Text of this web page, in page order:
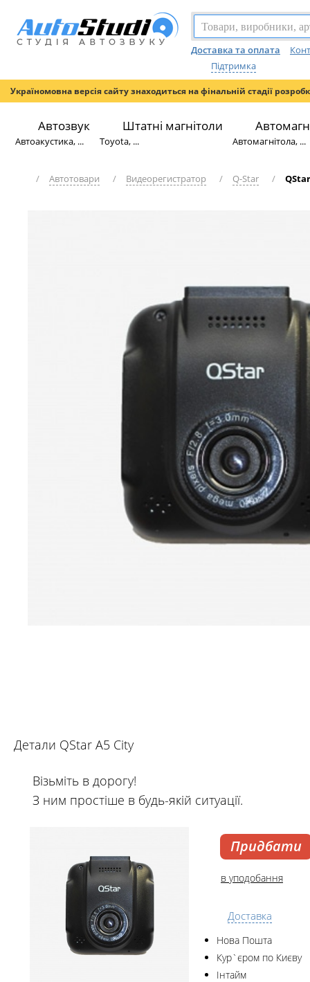
Доставка та оплата
Підтримка
Україномовна версія сайту знаходиться на фінальній стадії
Автозвук
Автоакустика, ...
Штатні магнітоли
Toyota, ... Автомагнітола, ...
/ Автотовари / Видеорегистратор / Q-Star /
Детали QStar A5 City
Візьміть в дорогу!
З ним простіше в будь-якій ситуації.
Придбати
в уподобання
Доставка
Нова Пошта
Кур`єром по Києву
Інтайм